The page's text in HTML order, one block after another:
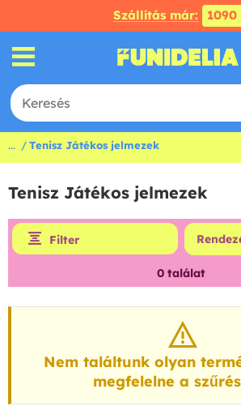
Szállítás már: 1090
... Tenisz Játékos jelmezek
Tenisz Játékos jelmezek
Filter
0 találat
Nem találtunk olyan
megfelelne a